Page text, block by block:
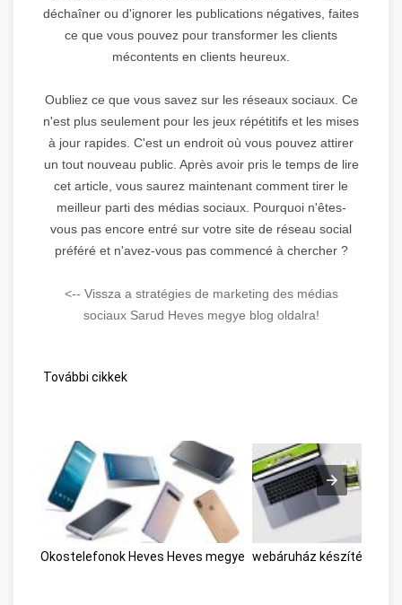
déchaîner ou d'ignorer les publications négatives, faites
ce que vous pouvez pour transformer les clients
mécontents en clients heureux.
Oubliez ce que vous savez sur les réseaux sociaux. Ce
n'est plus seulement pour les jeux répétitifs et les mises
à jour rapides. C'est un endroit où vous pouvez attirer
un tout nouveau public. Après avoir pris le temps de lire
cet article, vous saurez maintenant comment tirer le
meilleur parti des médias sociaux. Pourquoi n'êtes-
vous pas encore entré sur votre site de réseau social
préféré et n'avez-vous pas commencé à chercher ?
<-- Vissza a stratégies de marketing des médias
sociaux Sarud Heves megye blog oldalra!
További cikkek
Okostelefonok Heves Heves megye webáruház készítés